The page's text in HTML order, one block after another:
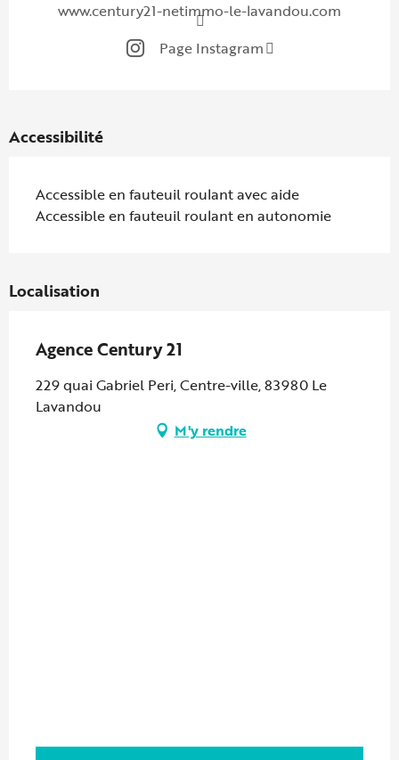
www.century21-netimmo-le-lavandou.com
Page Instagram
Accessibilité
Accessible en fauteuil roulant avec aide
Accessible en fauteuil roulant en autonomie
Localisation
Agence Century 21
229 quai Gabriel Peri, Centre-ville, 83980 Le
Lavandou
M'y rendre